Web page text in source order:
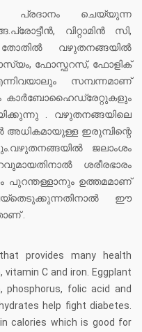
പ്രദാനം ചെയ്യുന്ന
വിറ്റാമിന്‍ സി,
വഴുതനങ്ങയില്‍
ഫോസ്ഫറസ്, ഫോളിക്
സമ്പന്നമാണ്
കാർബോഹൈഡ്രേറ്റുകളും
. വഴുതനങ്ങയിലെ
ഇരുമ്പിന്റെ
ജലാംശം
ശരീരഭാരം
പുറന്തള്ളാനും ഉത്തമമാണ്
ഈ
.
provides many health
C and iron. Eggplant
folic acid and
help fight diabetes.
calories which is good for